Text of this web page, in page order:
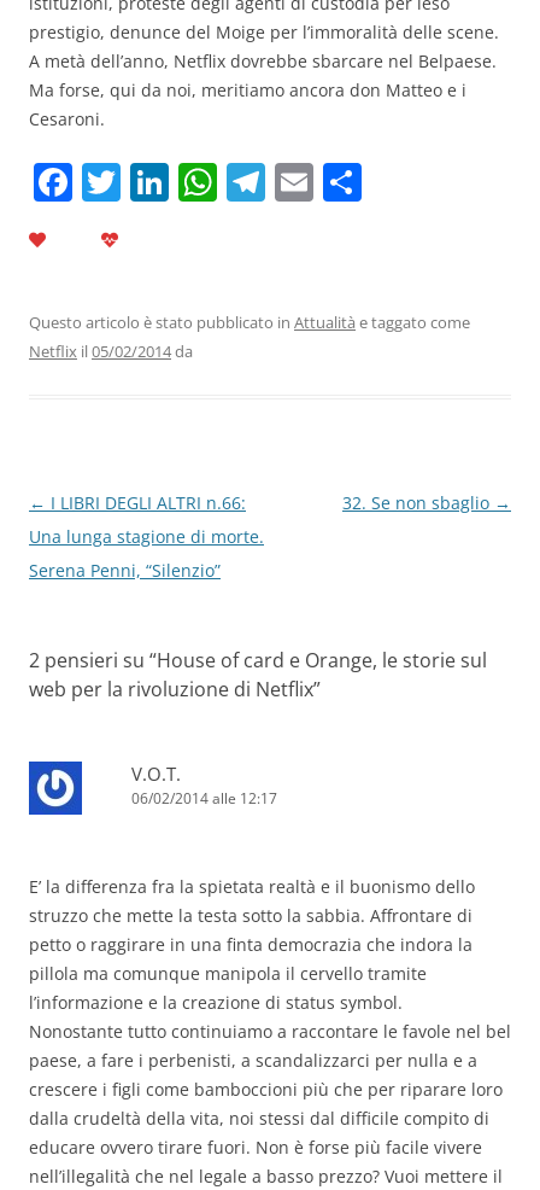
prestigio, denunce del Moige per l’immoralità delle scene.
A metà dell’anno, Netflix dovrebbe sbarcare nel Belpaese.
Ma forse, qui da noi, meritiamo ancora don Matteo e i
Cesaroni.
F
b
o
T Li
dI
n
W
A
T
a
E
vi
Questo articolo è stato pubblicato in Attualità e taggato come
Netflix il05/02/2014da
Navigazione
articolo
← I LIBRI DEGLI ALTRI n.66:
Una lunga stagione di morte.
Serena Penni, “Silenzio”
32. Se non sbaglio →
2 pensieri su “House of card e Orange, le storie sul
web per la rivoluzione di Netflix”
V.O.T.
06/02/2014 alle 12:17
E’ la differenza fra la spietata realtà e il buonismo dello
struzzo che mette la testa sotto la sabbia. Affrontare di
petto o raggirare in una finta democrazia che indora la
pillola ma comunque manipola il cervello tramite
l’informazione e la creazione di status symbol.
Nonostante tutto continuiamo a raccontare le favole nel bel
paese, a fare i perbenisti, a scandalizzarci per nulla e a
crescere i figli come bamboccioni più che per riparare loro
dalla crudeltà della vita, noi stessi dal difficile compito di
educare ovvero tirare fuori. Non è forse più facile vivere
nell’illegalità che nel legale a basso prezzo? Vuoi mettere il